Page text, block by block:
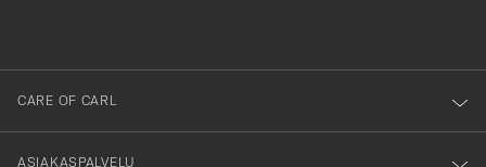
dig
till
vårt
nyhetsbrev!
CARE OF CARL
ASIAKASPALVELU